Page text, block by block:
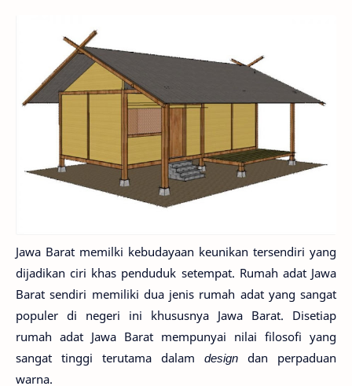
Jawa Barat memilki kebudayaan keunikan tersendiri yang
dijadikan ciri khas penduduk setempat. Rumah adat Jawa
Barat sendiri memiliki dua jenis rumah adat yang sangat
populer di negeri ini khususnya Jawa Barat. Disetiap
rumah adat Jawa Barat mempunyai nilai filosofi yang
sangat tinggi terutama dalam design dan perpaduan
warna.